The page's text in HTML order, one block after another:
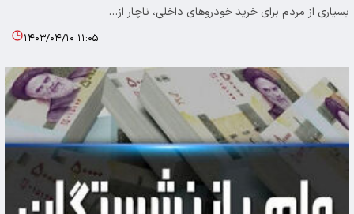
بسیاری از مردم برای خرید خودروهای داخلی، ناچار از…
۱۴۰۳/۰۴/۱۰ ۱۱:۰۵